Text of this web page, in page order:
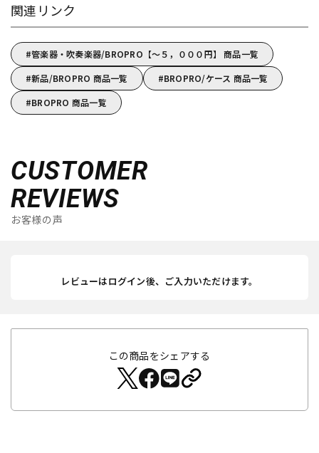
関連リンク
管楽器・吹奏楽器/BROPRO【～５，０００円】 商品一覧
新品/BROPRO 商品一覧
BROPRO/ケース 商品一覧
BROPRO 商品一覧
CUSTOMER
REVIEWS
お客様の声
レビューはログイン後、ご入力いただけます。
この商品をシェアする